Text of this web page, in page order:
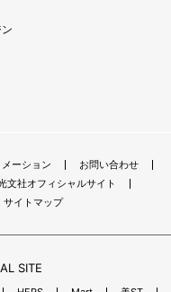
ーション
お問い合わせ
文社オフィシャルサイト
サイトマップ
SITE